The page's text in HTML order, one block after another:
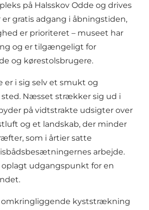
på Halsskov Odde og drives
er gratis adgang i åbningstiden,
er prioriteret – museet har
og er tilgængeligt for
og kørestolsbrugere.
er i sig selv et smukt og
sted. Næsset strækker sig ud i
på vidtstrakte udsigter over
og et landskab, der minder
som i årtier satte
arbejde.
udgangspunkt for en
omkringliggende kyststrækning